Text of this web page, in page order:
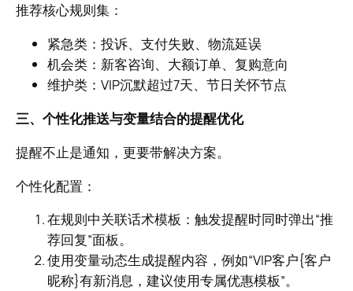
推荐核心规则集：
紧急类：投诉、支付失败、物流延误
机会类：新客咨询、大额订单、复购意向
维护类：VIP沉默超过7天、节日关怀节点
三、个性化推送与变量结合的提醒优化
提醒不止是通知，更要带解决方案。
个性化配置：
在规则中关联话术模板：触发提醒时同时弹出“推
荐回复”面板。
使用变量动态生成提醒内容，例如“VIP客户{客户
昵称}有新消息，建议使用专属优惠模板”。